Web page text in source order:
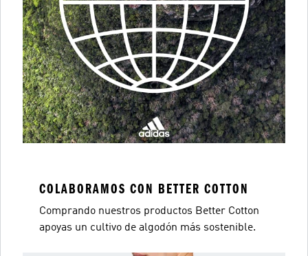
COLABORAMOS CON BETTER COTTON
Comprando nuestros productos Better Cotton
apoyas un cultivo de algodón más sostenible.